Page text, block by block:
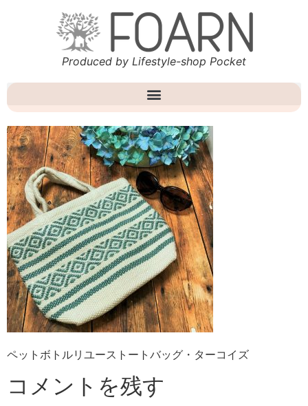
Produced by Lifestyle-shop Pocket
ペットボトルリユーストートバッグ・ターコイズ
コメントを残す